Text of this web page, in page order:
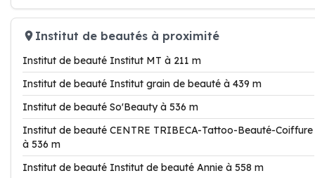
Institut de beautés à proximité
Institut de beauté Institut MT à 211 m
Institut de beauté Institut grain de beauté à 439 m
Institut de beauté So'Beauty à 536 m
Institut de beauté CENTRE TRIBECA-Tattoo-Beauté-Coiffure
à 536 m
Institut de beauté Institut de beauté Annie à 558 m